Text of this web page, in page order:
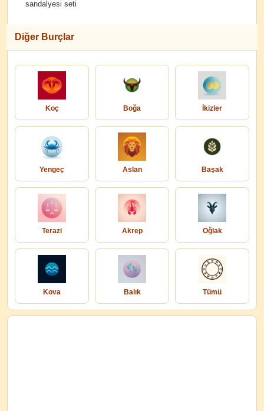
sandalyesi seti
Diğer Burçlar
Koç Boğa İkizler
Yengeç Aslan Başak
Terazi Akrep Oğlak
Kova Balık Tümü